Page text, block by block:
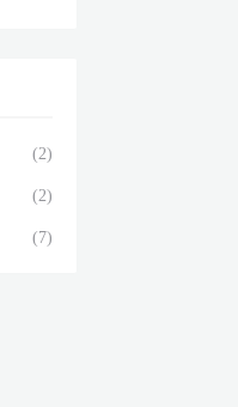
(2)
(2)
(7)